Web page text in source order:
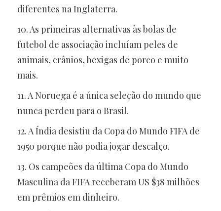
diferentes na Inglaterra.
10. As primeiras alternativas às bolas de
futebol de associação incluíam peles de
animais, crânios, bexigas de porco e muito
mais.
11. A Noruega é a única seleção do mundo que
nunca perdeu para o Brasil.
12. A Índia desistiu da Copa do Mundo FIFA de
1950 porque não podia jogar descalço.
13. Os campeões da última Copa do Mundo
Masculina da FIFA receberam US $38 milhões
em prêmios em dinheiro.